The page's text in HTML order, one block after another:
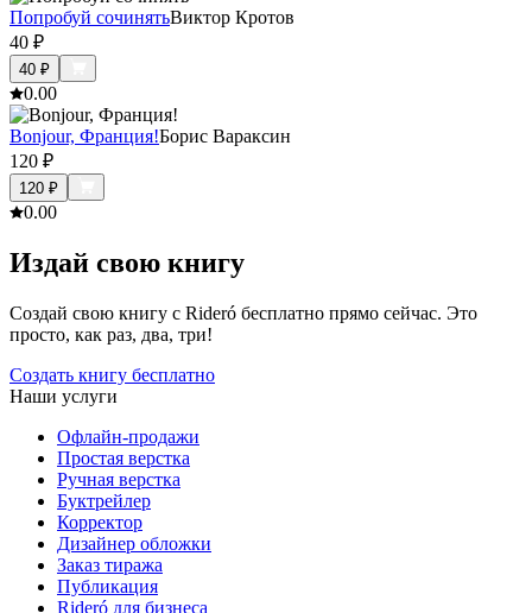
Попробуй сочинятьВиктор Кротов
40 ₽
40 ₽
0.00
Bonjour, Франция!Борис Вараксин
120 ₽
120 ₽
0.00
Издай свою книгу
Создай свою книгу с Rideró бесплатно прямо сейчас. Это
просто, как раз, два, три!
Создать книгу бесплатно
Наши услуги
Офлайн-продажи
Простая верстка
Ручная верстка
Буктрейлер
Корректор
Дизайнер обложки
Заказ тиража
Публикация
Rideró для бизнеса